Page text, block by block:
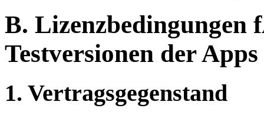
B. Lizenzbedingungen
Testversionen der Apps
1. Vertragsgegenstand